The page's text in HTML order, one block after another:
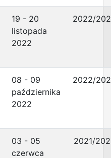
19 - 20
listopada
2022
2022/
08 - 09
października
2022
2022/
03 - 05
czerwca
2021/